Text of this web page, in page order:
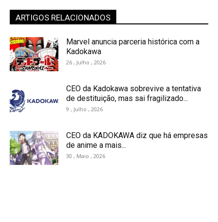
ARTIGOS RELACIONADOS
Marvel anuncia parceria histórica com a
Kadokawa
26 , Julho , 2026
CEO da Kadokawa sobrevive a tentativa
de destituição, mas sai fragilizado...
9 , Julho , 2026
CEO da KADOKAWA diz que há empresas
de anime a mais...
30 , Maio , 2026